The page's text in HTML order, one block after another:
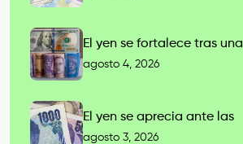
El yen se fortalece tras una
agosto 4, 2026
El yen se aprecia ante las
agosto 3, 2026